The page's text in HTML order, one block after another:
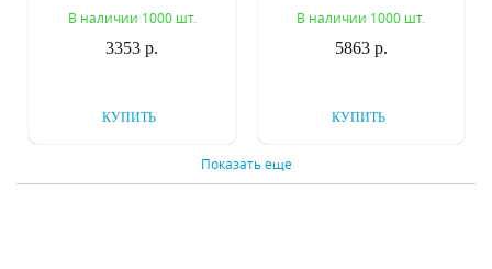
В наличии 1000 шт.
3353 р.
КУПИТЬ
В наличии 1000 шт.
5863 р.
КУПИТЬ
Показать еще